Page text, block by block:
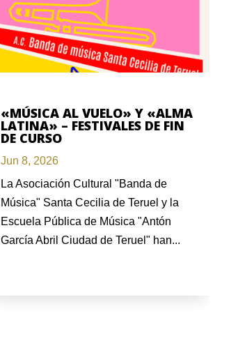
«MÚSICA AL VUELO» Y «ALMA
LATINA» – FESTIVALES DE FIN
DE CURSO
Jun 8, 2026
La Asociación Cultural "Banda de
Música" Santa Cecilia de Teruel y la
Escuela Pública de Música "Antón
García Abril Ciudad de Teruel" han...